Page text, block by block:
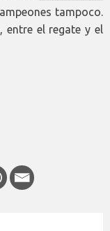
tampoco.
entre el regate y el